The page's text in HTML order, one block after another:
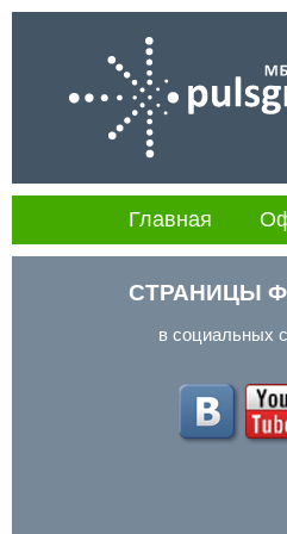
Главная
СТРАНИЦЫ
в социальных